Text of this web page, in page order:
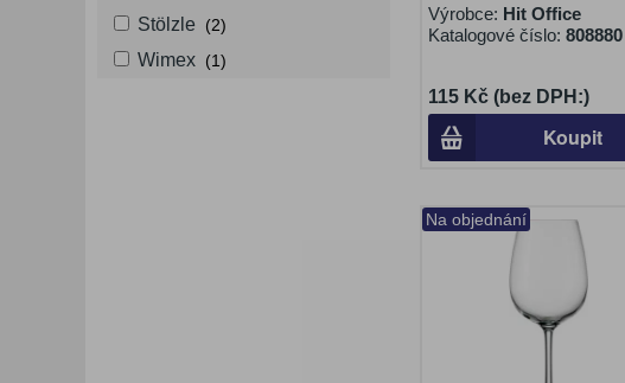
Stölzle (2)
Wimex (1)
Výrobce: Hit Office
Katalogové číslo: 808880
115 Kč (bez DPH:)
Koupit
Na objednání